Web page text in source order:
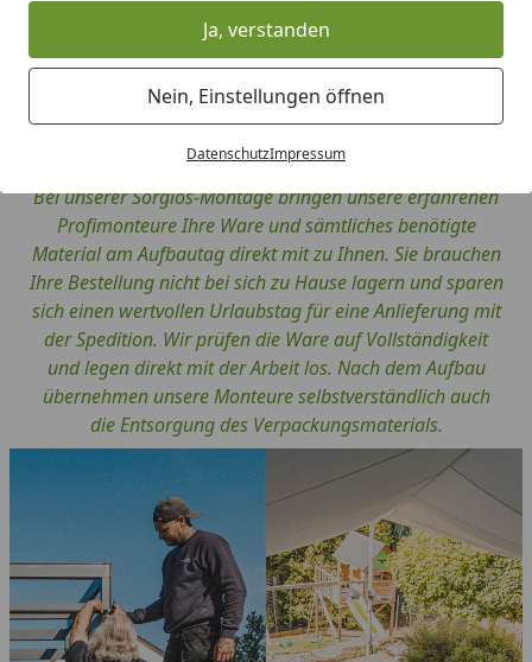
Ja, verstanden
Nein, Einstellungen öffnen
DatenschutzImpressum
DIE SORGLOS-MONTAGE
UNSER RUNDUM-SORGLOS-PAKET FÜR SIE!
Bei unserer Sorglos-Montage bringen unsere erfahrenen
Profimonteure Ihre Ware und sämtliches benötigte
Material am Aufbautag direkt mit zu Ihnen. Sie brauchen
Ihre Bestellung nicht bei sich zu Hause lagern und sparen
sich einen wertvollen Urlaubstag für eine Anlieferung mit
der Spedition. Wir prüfen die Ware auf Vollständigkeit
und legen direkt mit der Arbeit los. Nach dem Aufbau
übernehmen unsere Monteure selbstverständlich auch
die Entsorgung des Verpackungsmaterials.